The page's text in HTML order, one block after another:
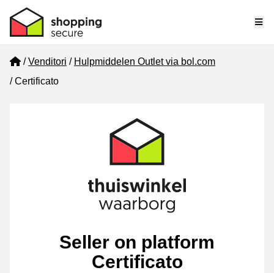
Home
Venditori
Hulpmiddelen Outlet via bol.com
Certificato
Seller on platform
Certificato